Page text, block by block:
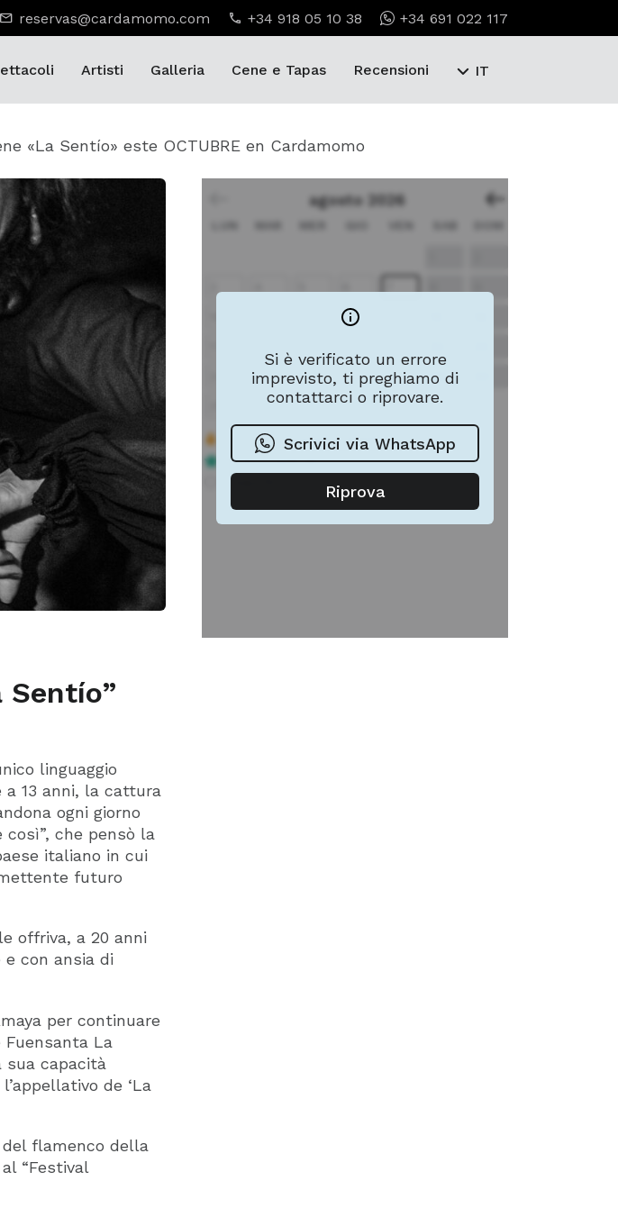
reservas@cardamomo.com +34 918 05 10 38 +34 691 022 117
Artisti Galleria Cene e Tapas Recensioni IT
«La Sentío» este OCTUBRE en Cardamomo
Sentío”
linguaggio
a 13 anni, la cattura
ogni giorno
che pensò la
italiano in cui
futuro
offriva, a 20 anni
e con ansia di
per continuare
La
capacità
de ‘La
flamenco della
“Festival